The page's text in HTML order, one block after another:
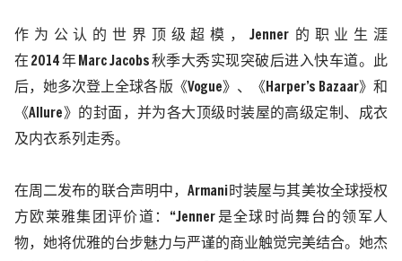
作为公认的世界顶级超模， Jenner 的职业生涯
在 2014 年 Marc Jacobs 秋季大秀实现突破后进入快车道。此
后，她多次登上全球各版《Vogue 》、《 Harper’s Bazaar》和
《Allure 》的封面，并为各大顶级时装屋的高级定制、成衣
及内衣系列走秀。
在周二发布的联合声明中，Armani 时装屋与其美妆全球授权
方欧莱雅集团评价道： “Jenner 是全球时尚舞台的领军人
物，她将优雅的台步魅力与严谨的商业触觉完美结合。她杰